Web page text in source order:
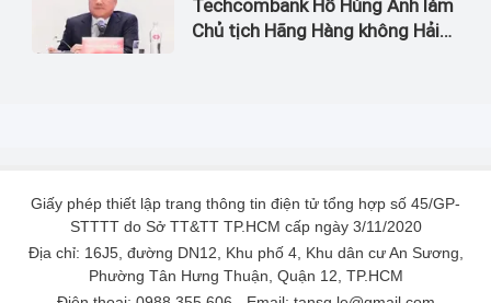
Techcombank Hồ Hùng Anh làm
Chủ tịch Hãng Hàng không Hải
Giấy phép thiết lập trang thông tin điện tử tổng hợp số 45/GP-
STTTT do Sở TT&TT TP.HCM cấp ngày 3/11/2020
Địa chỉ: 16J5, đường DN12, Khu phố 4, Khu dân cư An Sương,
Phường Tân Hưng Thuận, Quận 12, TP.HCM